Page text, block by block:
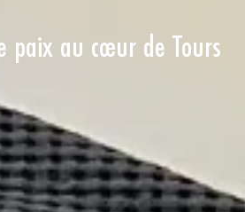
paix au cœur de Tours